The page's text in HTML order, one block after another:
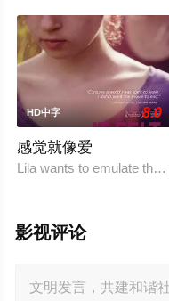
HD中字 8.0
感觉就像爱
Lila wants to emulate the
影视评论